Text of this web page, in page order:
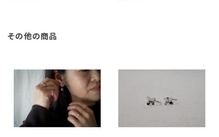
その他の商品